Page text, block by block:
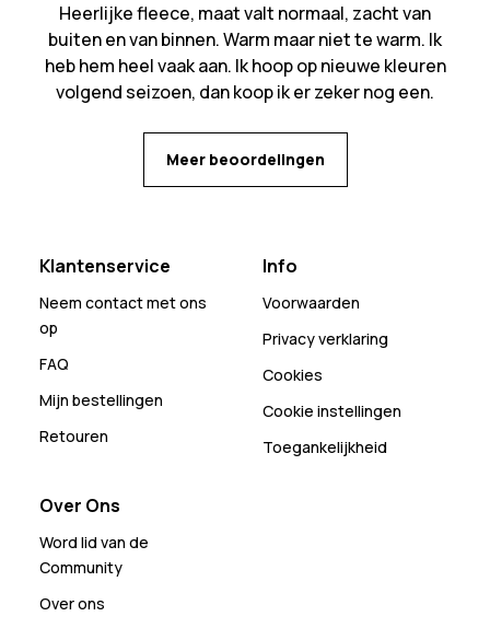
Heerlijke fleece, maat valt normaal, zacht van
buiten en van binnen. Warm maar niet te warm. Ik
heb hem heel vaak aan. Ik hoop op nieuwe kleuren
volgend seizoen, dan koop ik er zeker nog een.
Meer beoordelingen
Klantenservice
Neem contact met ons
op
FAQ
Mijn bestellingen
Retouren
Info
Voorwaarden
Privacy verklaring
Cookies
Cookie instellingen
Toegankelijkheid
Over Ons
Word lid van de
Community
Over ons